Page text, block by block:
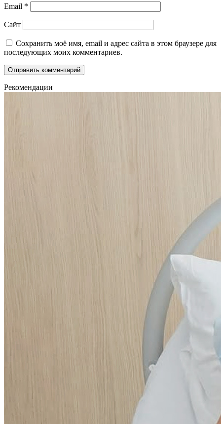
Email *
Сайт
Сохранить моё имя, email и адрес сайта в этом браузере для
последующих моих комментариев.
Рекомендации